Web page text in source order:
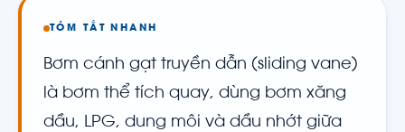
TÓM TẮT NHANH
Bơm cánh gạt truyền dẫn (sliding vane)
là bơm thể tích quay, dùng bơm xăng
dầu, LPG, dung môi và dầu nhớt giữa